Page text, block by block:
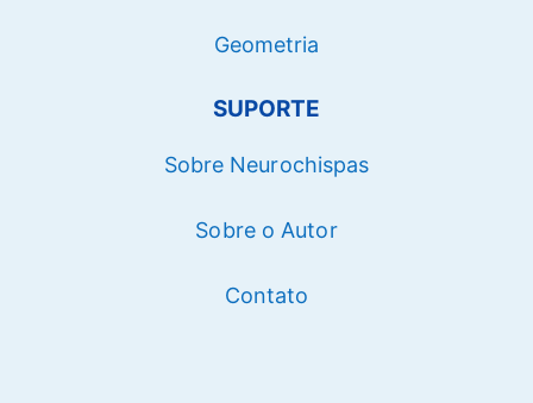
Geometria
SUPORTE
Sobre Neurochispas
Sobre o Autor
Contato